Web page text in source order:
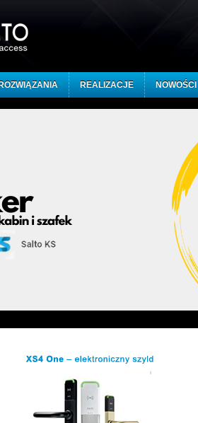
REALIZACJE NOWOŚCI